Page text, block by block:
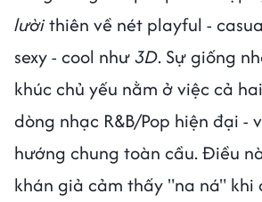
lườithiên về nét playful -
sexy - cool như3D. Sự giống
khúc chủ yếu nằm ở việc cả
dòng nhạc R&B/Pop hiện đại -
hướng chung toàn cầu. Điều
khán giả cảm thấy "na ná" khi